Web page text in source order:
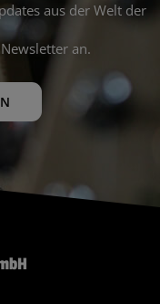
aus der Welt der
an.